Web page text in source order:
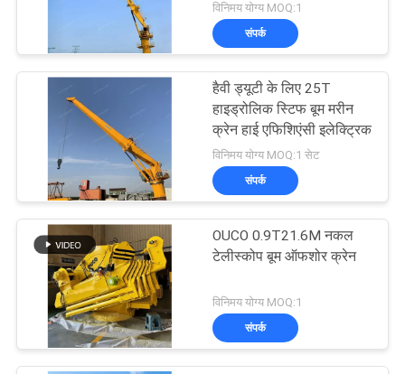
विनिमय योग्य MOQ:1
संपर्क
हैवी ड्यूटी के लिए 25T
हाइड्रोलिक स्टिफ बूम मरीन
क्रेन हाई एफिशिएंसी इलेक्ट्रिक
विनिमय योग्य MOQ:1 सेट
संपर्क
OUCO 0.9T21.6M नकल
टेलीस्कोप बूम ऑफशोर क्रेन
विनिमय योग्य MOQ:1
संपर्क